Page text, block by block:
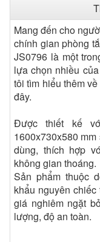
Mang đến cho
chính gian phòng
JS0796 là một
lựa chọn nhiều
tôi tìm hiểu thêm
đây.
Được thiết kế
1600x730x580
dùng, thích hợp
không gian thoáng.
Sản phẩm thuộc
khẩu nguyên
giá nghiêm ngặt
lượng, độ an toàn.